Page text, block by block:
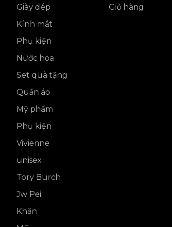
Giày dép
Kính mắt
Phụ kiện
Nước hoa
Set quà tặng
Quần áo
Mỹ phẩm
Phụ kiện
Vivienne
unisex
Tory Burch
Jw Pei
Khăn
Giỏ hàng